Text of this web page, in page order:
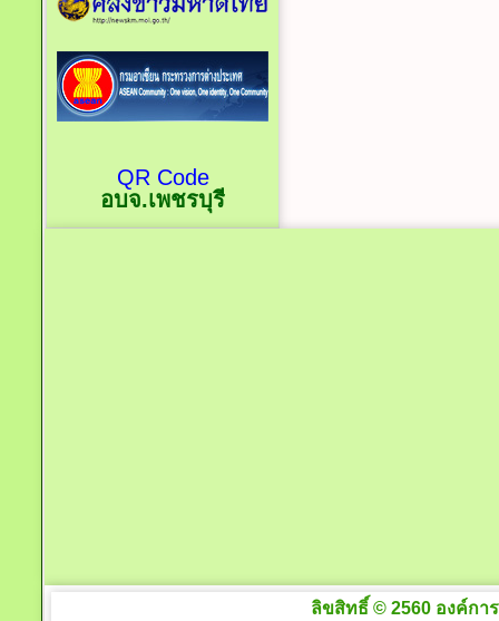
QR Code
อบจ.เพชรบุรี
ลิขสิทธิ์ © 2560 องค์กา